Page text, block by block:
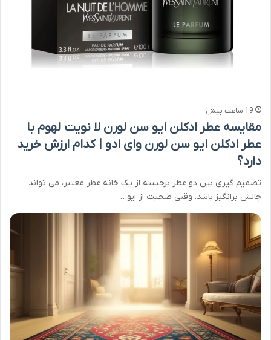
19 ساعت پیش
مقایسه عطر ادکلن ایو سن لورن لا نویت لهوم با
عطر ادکلن ایو سن لورن وای ادو | کدام ارزش خرید
دارد؟
تصمیم گیری بین دو عطر برجسته از یک خانه عطر معتبر، می تواند
چالش برانگیز باشد. وقتی صحبت از ایو…